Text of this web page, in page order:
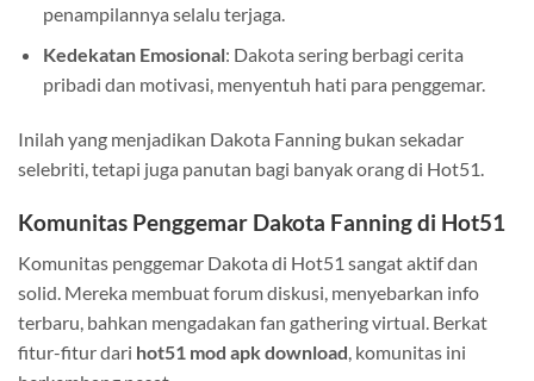
penampilannya selalu terjaga.
Kedekatan Emosional: Dakota sering berbagi cerita
pribadi dan motivasi, menyentuh hati para penggemar.
Inilah yang menjadikan Dakota Fanning bukan sekadar
selebriti, tetapi juga panutan bagi banyak orang di Hot51.
Komunitas Penggemar Dakota Fanning di Hot51
Komunitas penggemar Dakota di Hot51 sangat aktif dan
solid. Mereka membuat forum diskusi, menyebarkan info
terbaru, bahkan mengadakan fan gathering virtual. Berkat
fitur-fitur dari hot51 mod apk download, komunitas ini